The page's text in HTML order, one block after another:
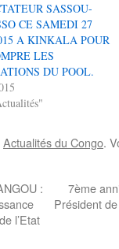
SASSOU-
CE SAMEDI 27
A KINKALA POUR
LES
DU POOL.
Actualités du Congo.
:
l’Etat
7ème
Président